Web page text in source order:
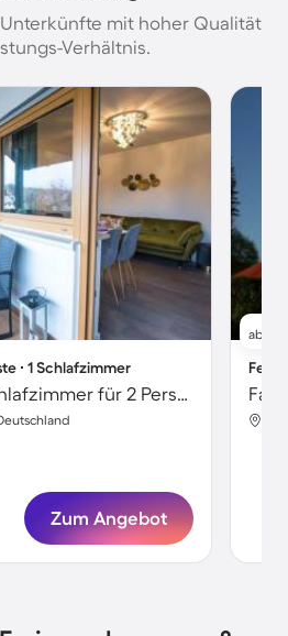
mit hoher Qualität
Verhältnis.
∙ 1 Schlafzimmer
Wohnung mit 1 Schlafzimmer für 2 Personen
Zum Angebot
ab